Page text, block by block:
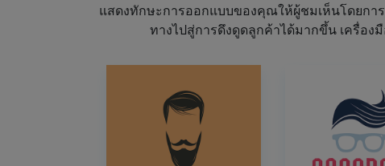
แสดงทักษะการออกแบบของคุณให้ผู้ชมเห็นโดยกา
ทางไปสู่การดึงดูดลูกค้าได้มากขึ้น เครื่อ